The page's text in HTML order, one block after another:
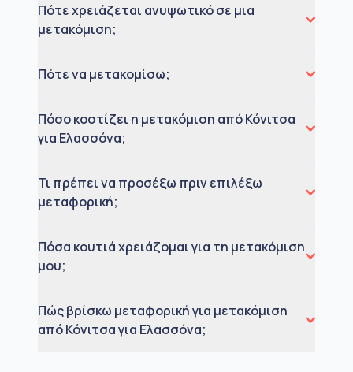
Πότε χρειάζεται ανυψωτικό σε μια
μετακόμιση;
Πότε να μετακομίσω;
Πόσο κοστίζει η μετακόμιση από Κόνιτσα
για Ελασσόνα;
Τι πρέπει να προσέξω πριν επιλέξω
μεταφορική;
Πόσα κουτιά χρειάζομαι για τη μετακόμιση
μου;
Πώς βρίσκω μεταφορική για μετακόμιση
από Κόνιτσα για Ελασσόνα;